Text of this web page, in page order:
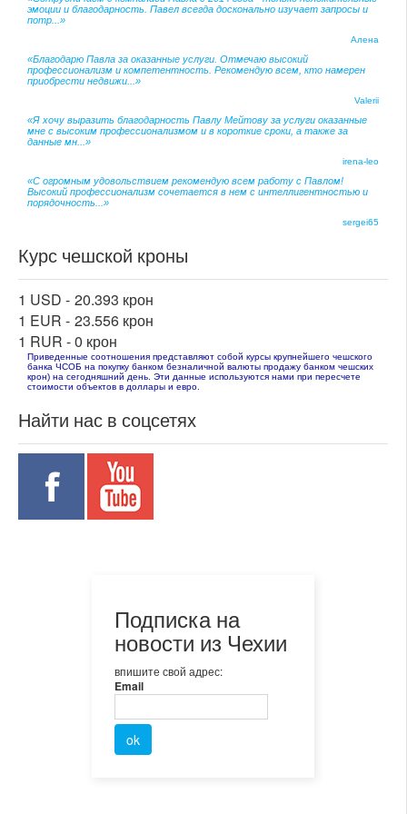
эмоции и благодарность. Павел всегда досконально изучает запросы и
потр...»
Алена
«Благодарю Павла за оказанные услуги. Отмечаю высокий
профессионализм и компетентность. Рекомендую всем, кто намерен
приобрести недвижи...»
Valerii
«Я хочу выразить благодарность Павлу Мейтову за услуги оказанные
мне с высоким профессионализмом и в короткие сроки, а также за
данные мн...»
irena-leo
«С огромным удовольствием рекомендую всем работу с Павлом!
Высокий профессионализм сочетается в нем с интеллигентностью и
порядочность...»
sergei65
Курс чешской кроны
1 USD - 20.393 крон
1 EUR - 23.556 крон
1 RUR -0 крон
Приведенные соотношения представляют собой курсы крупнейшего чешского
банка ЧСОБ на покупку банком безналичной валюты продажу банком чешских
крон) на сегодняшний день. Эти данные используются нами при пересчете
стоимости объектов в доллары и евро.
Найти нас в соцсетях
Подписка на
новости из Чехии
впишите свой адрес:
Email